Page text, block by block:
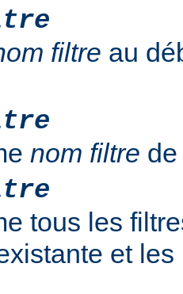
filtre au
nom filtre
tous les
et